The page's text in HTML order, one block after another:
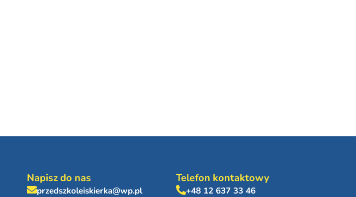
Napisz do nas
przedszkoleiskierka@wp.pl
Telefon kontaktowy
+48 12 637 33 46